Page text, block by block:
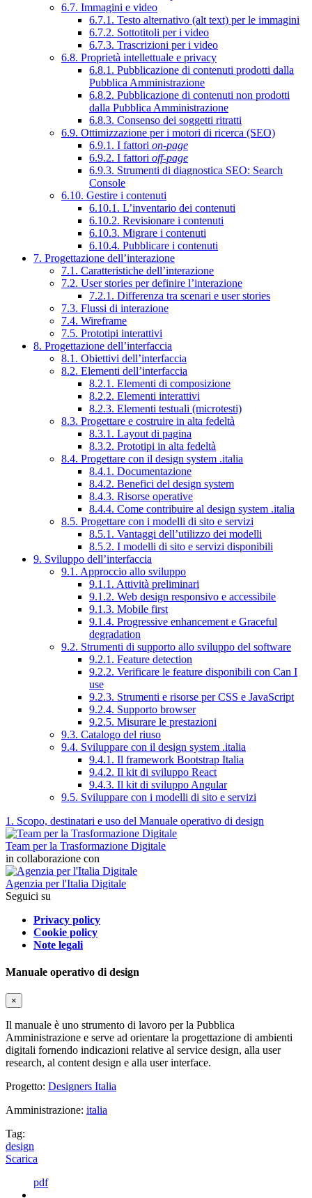
6.7. Immagini e video
6.7.1. Testo alternativo (alt text) per le immagini
6.7.2. Sottotitoli per i video
6.7.3. Trascrizioni per i video
6.8. Proprietà intellettuale e privacy
6.8.1. Pubblicazione di contenuti prodotti dalla
Pubblica Amministrazione
6.8.2. Pubblicazione di contenuti non prodotti
dalla Pubblica Amministrazione
6.8.3. Consenso dei soggetti ritratti
6.9. Ottimizzazione per i motori di ricerca (SEO)
6.9.1. I fattori on-page
6.9.2. I fattori off-page
6.9.3. Strumenti di diagnostica SEO: Search
Console
6.10. Gestire i contenuti
6.10.1. L’inventario dei contenuti
6.10.2. Revisionare i contenuti
6.10.3. Migrare i contenuti
6.10.4. Pubblicare i contenuti
7. Progettazione dell’interazione
7.1. Caratteristiche dell’interazione
7.2. User stories per definire l’interazione
7.2.1. Differenza tra scenari e user stories
7.3. Flussi di interazione
7.4. Wireframe
7.5. Prototipi interattivi
8. Progettazione dell’interfaccia
8.1. Obiettivi dell’interfaccia
8.2. Elementi dell’interfaccia
8.2.1. Elementi di composizione
8.2.2. Elementi interattivi
8.2.3. Elementi testuali (microtesti)
8.3. Progettare e costruire in alta fedeltà
8.3.1. Layout di pagina
8.3.2. Prototipi in alta fedeltà
8.4. Progettare con il design system .italia
8.4.1. Documentazione
8.4.2. Benefici del design system
8.4.3. Risorse operative
8.4.4. Come contribuire al design system .italia
8.5. Progettare con i modelli di sito e servizi
8.5.1. Vantaggi dell’utilizzo dei modelli
8.5.2. I modelli di sito e servizi disponibili
9. Sviluppo dell’interfaccia
9.1. Approccio allo sviluppo
9.1.1. Attività preliminari
9.1.2. Web design responsivo e accessibile
9.1.3. Mobile first
9.1.4. Progressive enhancement e Graceful
degradation
9.2. Strumenti di supporto allo sviluppo del software
9.2.1. Feature detection
9.2.2. Verificare le feature disponibili con Can I
use
9.2.3. Strumenti e risorse per CSS e JavaScript
9.2.4. Supporto browser
9.2.5. Misurare le prestazioni
9.3. Catalogo del riuso
9.4. Sviluppare con il design system .italia
9.4.1. Il framework Bootstrap Italia
9.4.2. Il kit di sviluppo React
9.4.3. Il kit di sviluppo Angular
9.5. Sviluppare con i modelli di sito e servizi
1. Scopo, destinatari e uso del Manuale operativo di design
Team per la Trasformazione Digitale
in collaborazione con
Agenzia per l'Italia Digitale
Seguici su
Privacy policy
Cookie policy
Note legali
Manuale operativo di design
×
Il manuale è uno strumento di lavoro per la Pubblica
Amministrazione e serve ad orientare la progettazione di ambienti
digitali fornendo indicazioni relative al service design, alla user
research, al content design e alla user interface.
Progetto: Designers Italia
Amministrazione: italia
Tag:
design
Scarica
pdf